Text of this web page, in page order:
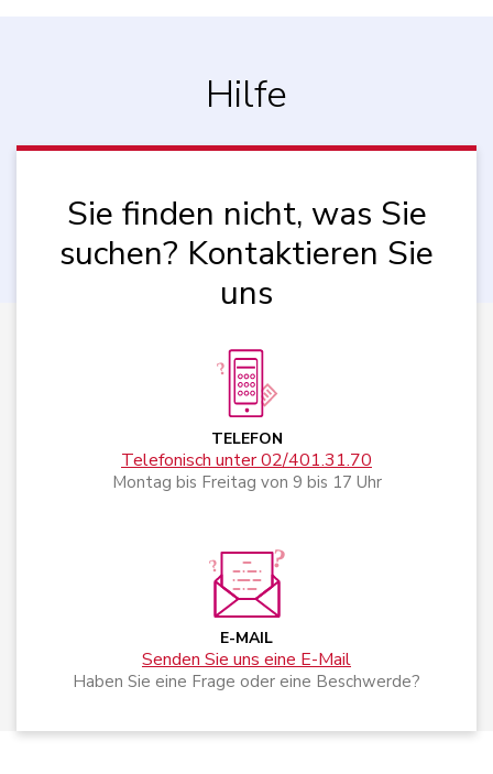
Hilfe
Sie finden nicht, was Sie
suchen? Kontaktieren Sie
uns
TELEFON
Telefonisch unter 02/401.31.70
Montag bis Freitag von 9 bis 17 Uhr
E-MAIL
Senden Sie uns eine E-Mail
Haben Sie eine Frage oder eine Beschwerde?